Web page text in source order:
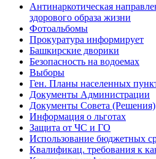
Антинаркотическая
здорового образа жизни
Фотоальбомы
Прокуратура информирует
Башкирские дворики
Безопасность на водоемах
Выборы
Ген. Планы населенных
Документы Администрации
Документы Совета (Решения)
Информация о льготах
Защита от ЧС и ГО
Использование бюджетных
Квалификац. требования к